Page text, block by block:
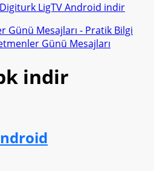
LigTV Android indir
Günü Mesajları - Pratik Bilgi
Günü Mesajları
indir